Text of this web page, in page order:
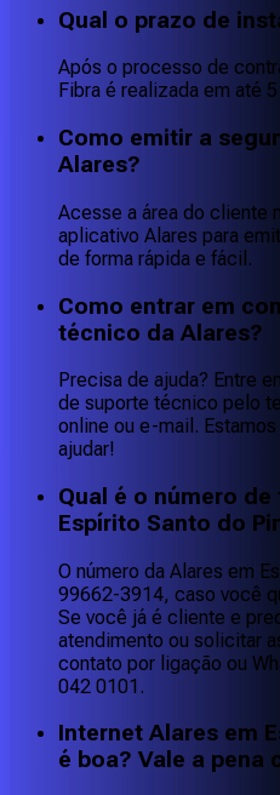
Qual o prazo de
Após o processo de
Fibra é realizada em até
Como emitir a
Alares?
Acesse a área do cliente
aplicativo Alares para
de forma rápida e fácil.
Como entrar em
técnico da Alares?
Precisa de ajuda? Entre
de suporte técnico pelo
online ou e-mail. Estamos
ajudar!
Qual é o número
Espírito Santo do
O número da Alares em
99662-3914, caso você
Se você já é cliente e
atendimento ou solicitar
contato por ligação ou
042 0101.
Internet Alares em
é boa? Vale a pena